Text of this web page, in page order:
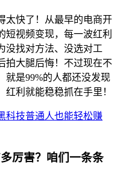
太快了！从最早的电商开
短视频变现，每一波红利
没找对方法、没选对工
拍大腿后悔！不过现在不
就是99%的人都还没发现
利就能稳稳抓在手里！
厉害？咱们一条条